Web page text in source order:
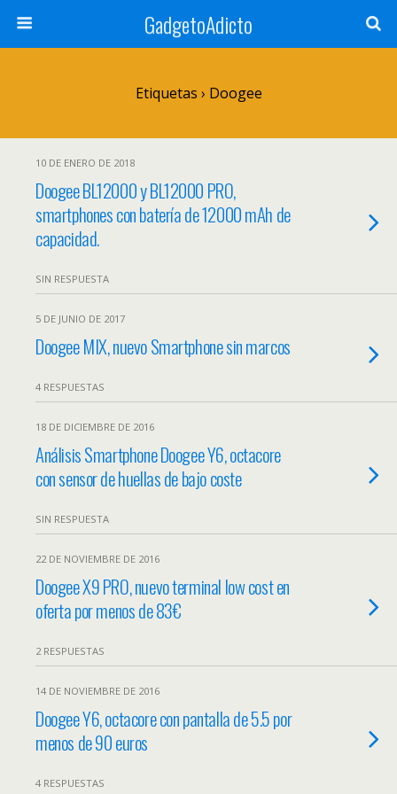
GadgetoAdicto
Etiquetas › Doogee
10 DE ENERO DE 2018
Doogee BL12000 y BL12000 PRO,
smartphones con batería de 12000 mAh de
capacidad.
SIN RESPUESTA
5 DE JUNIO DE 2017
Doogee MIX, nuevo Smartphone sin marcos
4 RESPUESTAS
18 DE DICIEMBRE DE 2016
Análisis Smartphone Doogee Y6, octacore
con sensor de huellas de bajo coste
SIN RESPUESTA
22 DE NOVIEMBRE DE 2016
Doogee X9 PRO, nuevo terminal low cost en
oferta por menos de 83€
2 RESPUESTAS
14 DE NOVIEMBRE DE 2016
Doogee Y6, octacore con pantalla de 5.5 por
menos de 90 euros
4 RESPUESTAS